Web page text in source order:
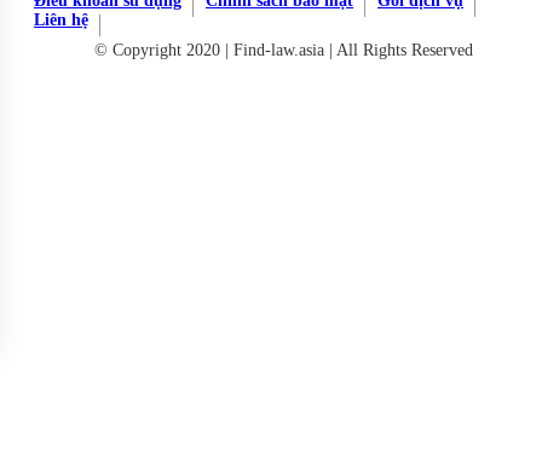
Liên hệ
© Copyright 2020 | Find-law.asia | All Rights Reserved